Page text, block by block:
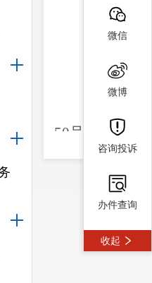
项目名
建设单
50 号地块
平方
16.70米）
属设施等。
微信
微博
咨询投诉
办件查询
收起